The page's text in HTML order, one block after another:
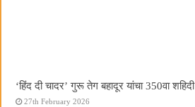
‘हिंद दी चादर’ गुरू तेग बहादूर यांचा 350वा
27th February 2026